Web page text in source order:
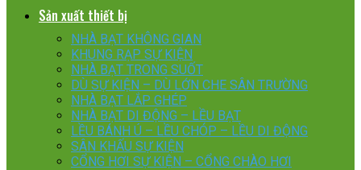
Sản xuất thiết bị
NHÀ BẠT KHÔNG GIAN
KHUNG RẠP SỰ KIỆN
NHÀ BẠT TRONG SUỐT
DÙ SỰ KIỆN – DÙ LỚN CHE SÂN TRƯỜNG
NHÀ BẠT LẮP GHÉP
NHÀ BẠT DI ĐỘNG – LỀU BẠT
LỀU BÁNH Ú – LỀU CHÓP – LỀU DI ĐỘNG
SÂN KHẤU SỰ KIỆN
CỔNG HƠI SỰ KIỆN – CỔNG CHÀO HƠI